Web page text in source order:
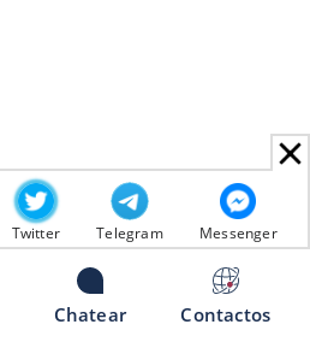
Twitter Telegram Messenger
Chatear Contactos